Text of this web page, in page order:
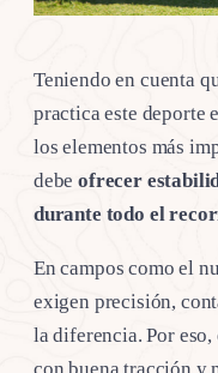
Teniendo en cuenta
practica este deporte
los elementos más
debeofrecer
durante todo el
En campos como el
exigen precisión,
la diferencia. Por